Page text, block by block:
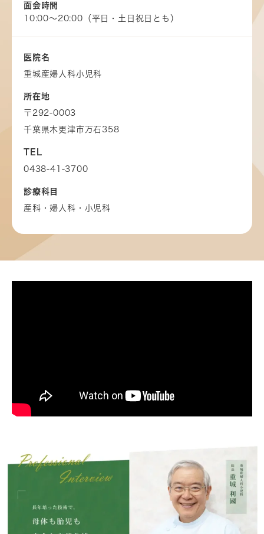
面会時間
10:00～20:00（平日・土日祝日とも）
医院名
重城産婦人科小児科
所在地
〒292-0003
千葉県木更津市万石358
TEL
0438-41-3700
診療科目
産科・婦人科・小児科